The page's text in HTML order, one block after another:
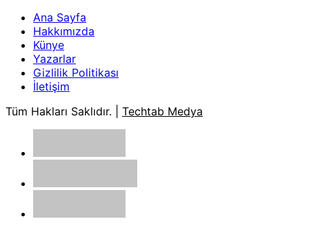
Ana Sayfa
Hakkımızda
Künye
Yazarlar
Gizlilik Politikası
İletişim
Tüm Hakları Saklıdır. | Techtab Medya